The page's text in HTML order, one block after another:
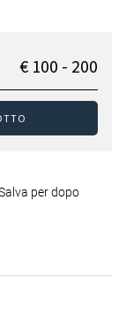
€ 100 - 200
per dopo